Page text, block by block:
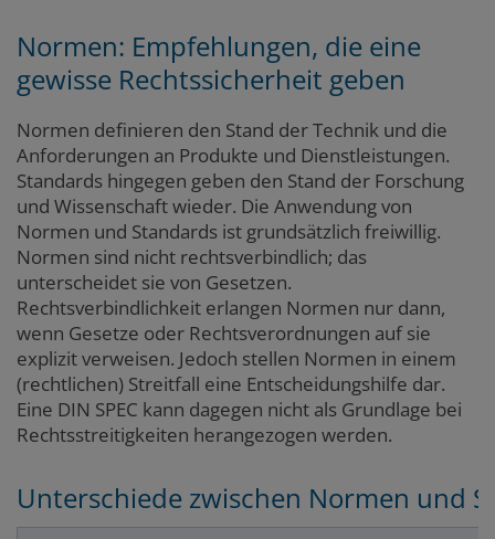
Normen: Empfehlungen, die eine
gewisse Rechtssicherheit geben
Normen definieren den Stand der Technik und die
Anforderungen an Produkte und Dienstleistungen.
Standards hingegen geben den Stand der Forschung
und Wissenschaft wieder. Die Anwendung von
Normen und Standards ist grundsätzlich freiwillig.
Normen sind nicht rechtsverbindlich; das
unterscheidet sie von Gesetzen.
Rechtsverbindlichkeit erlangen Normen nur dann,
wenn Gesetze oder Rechtsverordnungen auf sie
explizit verweisen. Jedoch stellen Normen in einem
(rechtlichen) Streitfall eine Entscheidungshilfe dar.
Eine DIN SPEC kann dagegen nicht als Grundlage bei
Rechtsstreitigkeiten herangezogen werden.
Unterschiede zwischen Normen und